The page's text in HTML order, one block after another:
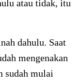
atau tidak, itu
dahulu. Saat
mengenakan
sudah mulai